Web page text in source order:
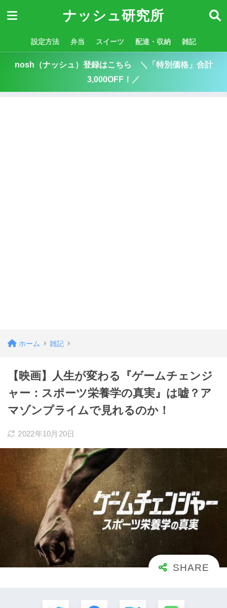
ナッシュ研究所
設定方法 弁当 スイーツ 配達・収納 雑記
nosh（ナッシュ）登録はこちら ＼「特別価格」合計
3,000OFF！／
ホーム 雑記
【映画】人生が変わる『ゲームチェンジ
ャー：スポーツ栄養学の真実』は嘘？ア
マゾンプライムで見れるのか！
2022年10月20日